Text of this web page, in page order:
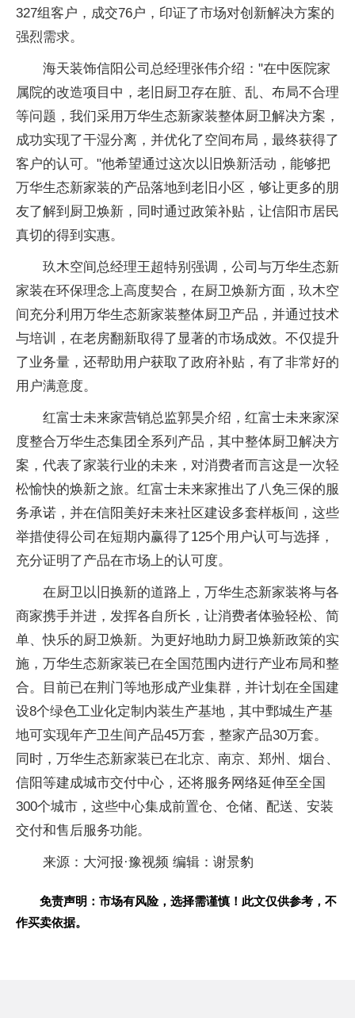
327组客户，成交76户，印证了市场对创新解决方案的
强烈需求。
海天装饰信阳公司 总经理张伟介绍："在中医院家
属院的改造项目中，老旧厨卫存在脏、乱、布局不合理
等问题，我们采用万华生态新家装整体厨卫解决方案，
成功实现了干湿分离，并优化了空间布局，最终获得了
客户的认可。"他希望通过这次以旧焕新活动，能够把
万华生态新家装的产品落地到老旧小区，够让更多的朋
友了解到厨卫焕新，同时通过政策补贴，让信阳市居民
真切的得到实惠。
玖木空间总经理王超特别强调，公司与万华生态新
家装在环保理念上高度契合，在厨卫焕新方面，玖木空
间充分利用万华生态新家装整体厨卫产品，并通过技术
与培训，在老房翻新取得了显著的市场成效。不仅提升
了业务量，还帮助用户获取了政府补贴，有了非常好的
用户满意度。
红富士未来家营销总监郭昊介绍，红富士未来家深
度整合万华生态集团全系列产品，其中整体厨卫解决方
案，代表了家装行业的未来，对消费者而言这是一次轻
松愉快的焕新之旅。红富士未来家推出了八免三保的服
务承诺，并在信阳美好未来社区建设多套样板间，这些
举措使得公司在短期内赢得了125个用户认可与选择，
充分证明了产品在市场上的认可度。
在厨卫以旧换新的道路上，万华生态新家装将与各
商家携手并进，发挥各自 所长，让消费者体验轻松、简
单、快乐的厨卫焕新。为更好地助力厨卫焕新政策的实
施，万华生态新家装已在全国范围内进行产业布局和整
合。目前已在荆门等地形成产业集群，并计划在全国建
设8个绿色工业化定制内装生产基地，其中鄄城生产基
地可实现年产卫生间产品45万套，整家产品30万套。
同时，万华生态新家装已在北京、南京、郑州、 烟台、
信阳等建成城市交付中心，还将服务网络延伸至全国
300个城市，这些中心集成前置仓、仓储、配送、安装
交付和售后服务功能。
来源：大河报·豫视频 编辑：谢景豹
免责声明：市场有风险，选择需谨慎！此文仅供参考，不
作买卖依据。